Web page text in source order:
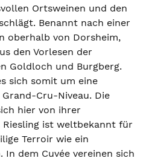
Ortsweinen und den
Benannt nach einer
oberhalb von Dorsheim,
den Vorlesen der
Goldloch und Burgberg.
sich somit um eine
Cru-Niveau. Die
hier von ihrer
ist weltbekannt für
Terroir wie ein
In dem Cuvée vereinen sich